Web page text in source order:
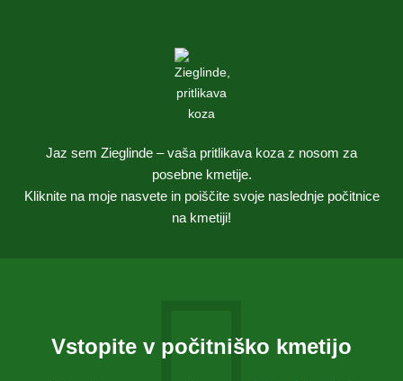
Jaz sem Zieglinde – vaša pritlikava koza z nosom za
posebne kmetije.
Kliknite na moje nasvete in poiščite svoje naslednje počitnice
na kmetiji!
Vstopite v počitniško kmetijo